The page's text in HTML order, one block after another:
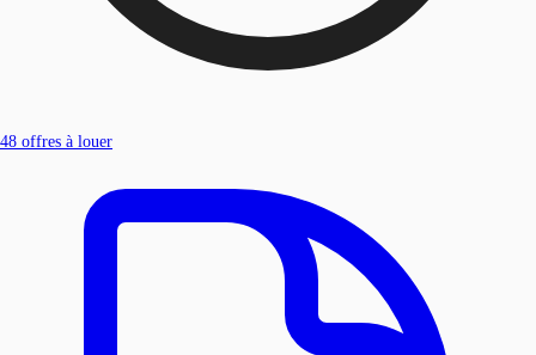
48 offres à louer